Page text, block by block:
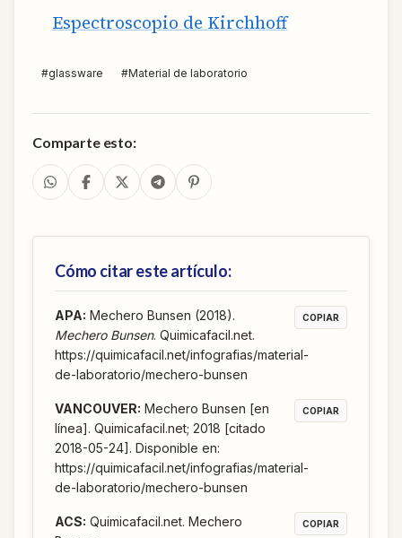
Espectroscopio de Kirchhoff
#glassware #Material de laboratorio
Comparte esto:
Cómo citar este artículo:
APA: Mechero Bunsen (2018).
Mechero Bunsen. Quimicafacil.net.
https://quimicafacil.net/infografias/material-
de-laboratorio/mechero-bunsen
COPIAR
VANCOUVER: Mechero Bunsen [en
línea]. Quimicafacil.net; 2018 [citado
2018-05-24]. Disponible en:
https://quimicafacil.net/infografias/material-
de-laboratorio/mechero-bunsen
COPIAR
ACS: Quimicafacil.net. Mechero
COPIAR